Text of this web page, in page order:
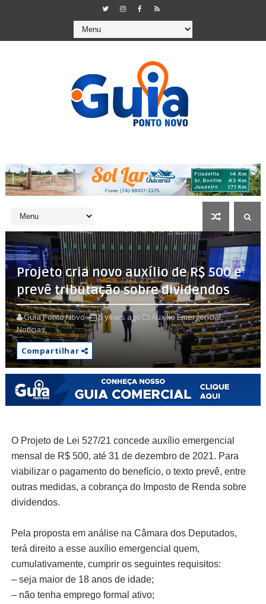
Projeto cria novo auxílio de R$ 500 e
prevê tributação sobre dividendos
Guia Ponto Novo 5 years ago
Auxílio Emergencial,
Notícias,
Compartilhar
O Projeto de Lei 527/21 concede auxílio emergencial
mensal de R$ 500, até 31 de dezembro de 2021. Para
viabilizar o pagamento do benefício, o texto prevê, entre
outras medidas, a cobrança do Imposto de Renda sobre
dividendos.
Pela proposta em análise na Câmara dos Deputados,
terá direito a esse auxílio emergencial quem,
cumulativamente, cumprir os seguintes requisitos:
– seja maior de 18 anos de idade;
– não tenha emprego formal ativo;